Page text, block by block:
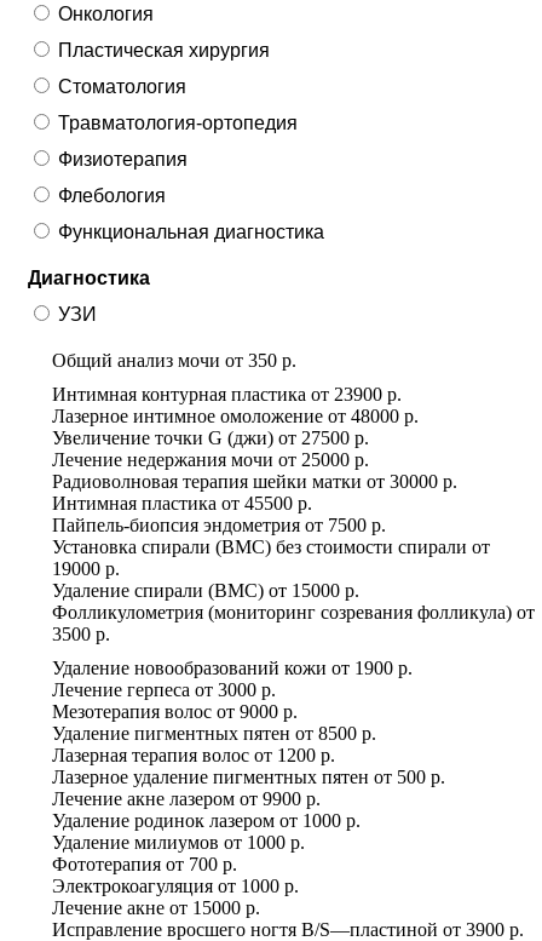
Онкология
Пластическая хирургия
Стоматология
Травматология-ортопедия
Физиотерапия
Флебология
Функциональная диагностика
Диагностика
УЗИ
Общий анализ мочи от 350 р.
Интимная контурная пластика от 23900 р.
Лазерное интимное омоложение от 48000 р.
Увеличение точки G (джи) от 27500 р.
Лечение недержания мочи от 25000 р.
Радиоволновая терапия шейки матки от 30000 р.
Интимная пластика от 45500 р.
Пайпель-биопсия эндометрия от 7500 р.
Установка спирали (ВМС) без стоимости спирали от
19000 р.
Удаление спирали (ВМС) от 15000 р.
Фолликулометрия (мониторинг созревания фолликула) от
3500 р.
Удаление новообразований кожи от 1900 р.
Лечение герпеса от 3000 р.
Мезотерапия волос от 9000 р.
Удаление пигментных пятен от 8500 р.
Лазерная терапия волос от 1200 р.
Лазерное удаление пигментных пятен от 500 р.
Лечение акне лазером от 9900 р.
Удаление родинок лазером от 1000 р.
Удаление милиумов от 1000 р.
Фототерапия от 700 р.
Электрокоагуляция от 1000 р.
Лечение акне от 15000 р.
Исправление вросшего ногтя B/S—пластиной от 3900 р.